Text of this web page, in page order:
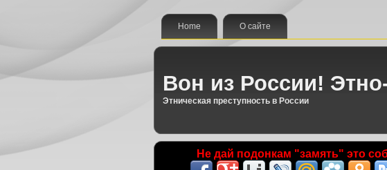
Home О сайте
Вон из России!
Этническая преступность в России
Не дай подонкам "замять" это